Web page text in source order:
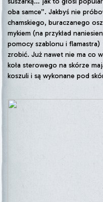
oba samce”. Jakbyś nie
chamskiego, buraczanego
mykiem (na przykład
pomocy szablonu i
zrobić. Już nawet nie ma co
koła sterowego na skórze
koszuli i są wykonane pod